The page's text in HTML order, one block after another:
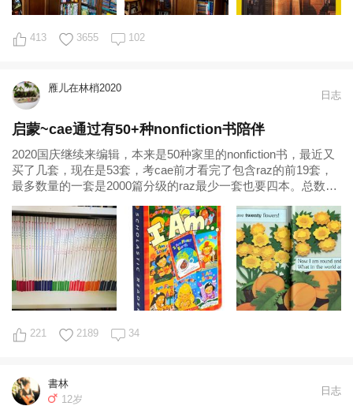
413 3655 102
雁儿在林梢2020
日志
启蒙~cae通过有50+种nonfiction书陪伴
2020国庆继续来编辑，本来是50种家里的nonfiction书，最近又
买了几套，现在是53套，考cae前才看完了包含raz的前19套，
最多数量的一套是2000篇分级的raz最少一套也要四本。总数多
221 2189 34
書林
12岁
日志